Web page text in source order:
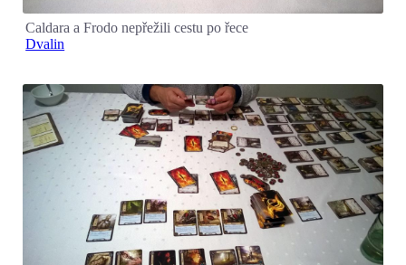
Caldara a Frodo nepřežili cestu po řece
Dvalin